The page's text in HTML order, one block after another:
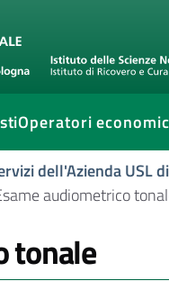
Operatori
dell'Azienda USL
audiometrico
tonale